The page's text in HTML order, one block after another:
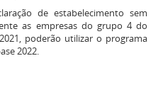
de estabelecimento sem
as empresas do grupo 4 do
poderão utilizar o programa
2022.